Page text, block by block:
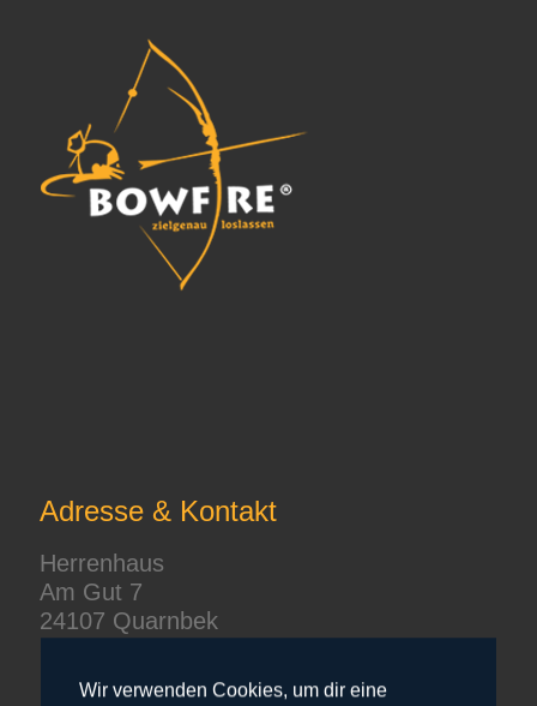
Adresse & Kontakt
Herrenhaus
Am Gut 7
24107 Quarnbek
hr@bowfire.de
Wir verwenden Cookies, um dir eine